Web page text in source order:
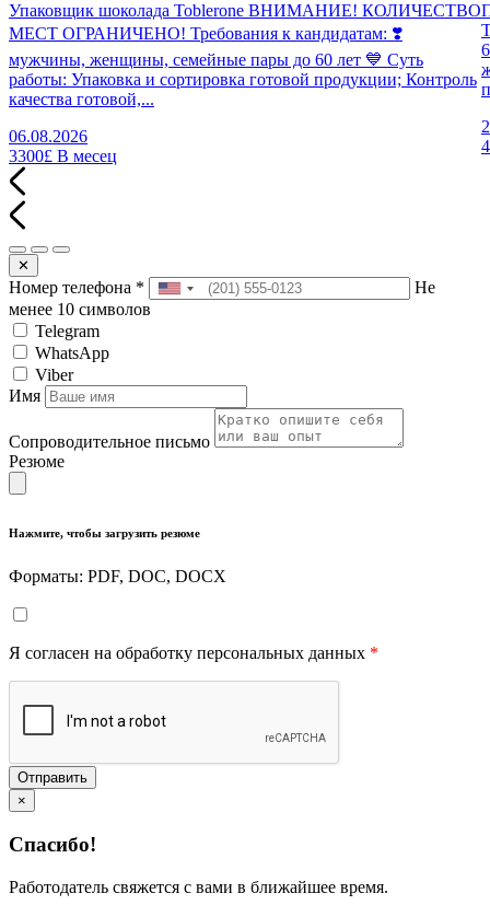
Упаковщик шоколада Toblerone ВНИМАНИЕ! КОЛИЧЕСТВО
МЕСТ ОГРАНИЧЕНО! Требования к кандидатам: ❣️
мужчины, женщины, семейные пары до 60 лет 💙 Суть
работы: Упаковка и сортировка готовой продукции; Контроль
качества готовой,...
06.08.2026
3300£ В месец
✕
Номер телефона *
Не
менее 10 символов
Telegram
WhatsApp
Viber
Имя
Сопроводительное письмо
Резюме
Нажмите, чтобы загрузить резюме
Форматы: PDF, DOC, DOCX
Я согласен на обработку персональных данных *
Отправить
×
Спасибо!
Работодатель свяжется с вами в ближайшее время.